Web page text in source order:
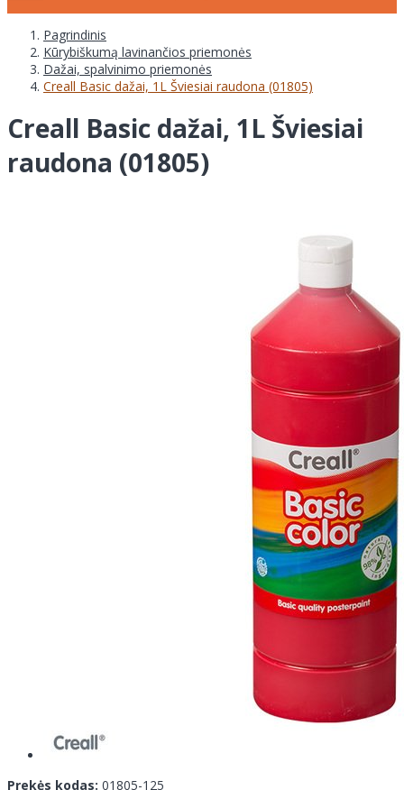
Pagrindinis
Kūrybiškumą lavinančios priemonės
Dažai, spalvinimo priemonės
Creall Basic dažai, 1L Šviesiai raudona (01805)
Creall Basic dažai, 1L Šviesiai
raudona (01805)
Prekės kodas: 01805-125